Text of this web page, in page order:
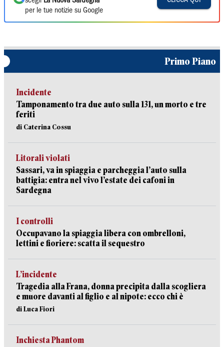
per le tue notizie su Google
Primo Piano
Incidente
Tamponamento tra due auto sulla 131, un morto e tre
feriti
di Caterina Cossu
Litorali violati
Sassari, va in spiaggia e parcheggia l’auto sulla
battigia: entra nel vivo l’estate dei cafoni in
Sardegna
I controlli
Occupavano la spiaggia libera con ombrelloni,
lettini e fioriere: scatta il sequestro
L’incidente
Tragedia alla Frana, donna precipita dalla scogliera
e muore davanti al figlio e al nipote: ecco chi è
di Luca Fiori
Inchiesta Phantom